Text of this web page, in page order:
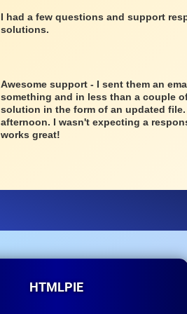
I had a few questions and support
solutions.
Awesome support - I sent them an
something and in less than a couple
solution in the form of an updated
afternoon. I wasn't expecting a
works great!
HTMLPIE